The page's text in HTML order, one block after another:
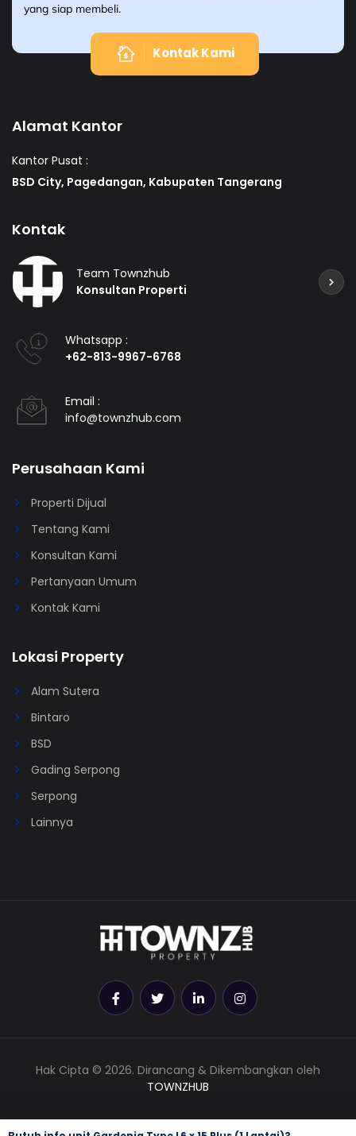
yang siap membeli.
Kontak Kami
Alamat Kantor
Kantor Pusat :
BSD City, Pagedangan, Kabupaten Tangerang
Kontak
Team Townzhub
Konsultan Properti
Whatsapp :
+62-813-9967-6768
Email :
info@townzhub.com
Perusahaan Kami
Properti Dijual
Tentang Kami
Konsultan Kami
Pertanyaan Umum
Kontak Kami
Lokasi Property
Alam Sutera
Bintaro
BSD
Gading Serpong
Serpong
Lainnya
Hak Cipta © 2026. Dirancang & Dikembangkan oleh
TOWNZHUB